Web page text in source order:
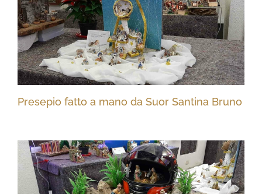
Presepio fatto a mano da Suor Santina Bruno